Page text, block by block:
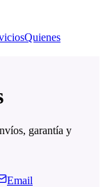
Quienes
garantía y
Email